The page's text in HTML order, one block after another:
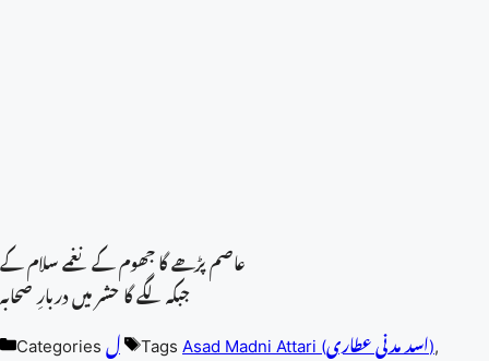
عاصم پڑھے گا جھوم کے نغمے سلام کے
جبکہ لگے گا حشر میں دربارِ صحابہ
Categories ل Tags Asad Madni Attari (اسد مدنی عطاری),